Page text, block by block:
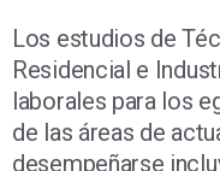
Los estudios de
Residencial e
laborales para los
de las áreas de
desempeñarse